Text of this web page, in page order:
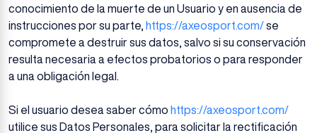
conocimiento de la muerte de un Usuario y en ausencia de
instrucciones por su parte, https://axeosport.com/se
compromete a destruir sus datos, salvo si su conservación
resulta necesaria a efectos probatorios o para responder
a una obligación legal.
Si el usuario desea saber cómo https://axeosport.com/
utilice sus Datos Personales, para solicitar la rectificación